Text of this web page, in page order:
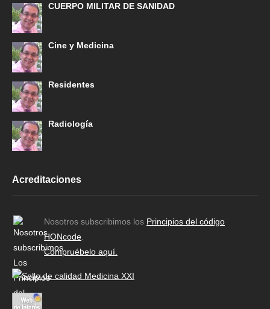
CUERPO MILITAR DE SANIDAD
Cine y Medicina
Residentes
Radiología
Acreditaciones
Nosotros subscribimos los Principios del código
HONcode
Compruébelo aquí.